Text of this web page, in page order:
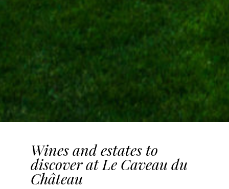
Wines and estates to
discover at Le Caveau du
Château